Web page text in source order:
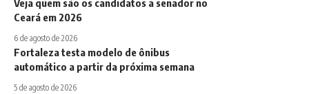
Veja quem são os candidatos a senador no
Ceará em 2026
6 de agosto de 2026
Fortaleza testa modelo de ônibus
automático a partir da próxima semana
5 de agosto de 2026